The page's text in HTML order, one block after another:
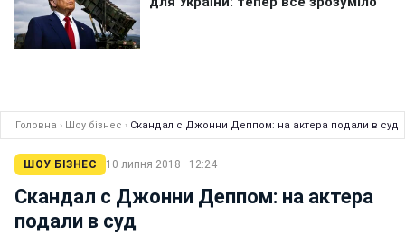
Головна › Шоу бізнес › Скандал с Джонни Деппом: на актера подали в суд
ШОУ БІЗНЕС 10 липня 2018 · 12:24
Скандал с Джонни Деппом: на актера
подали в суд